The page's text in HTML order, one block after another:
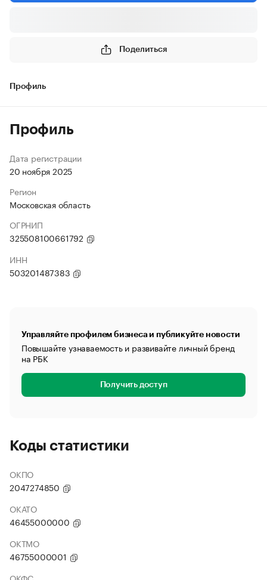
Поделиться
Профиль
Профиль
Дата регистрации
20 ноября 2025
Регион
Московская область
ОГРНИП
325508100661792
ИНН
503201487383
Управляйте профилем бизнеса и публикуйте новости
Повышайте узнаваемость и развивайте личный бренд
на РБК
Получить доступ
Коды статистики
ОКПО
2047274850
ОКАТО
46455000000
ОКТМО
46755000001